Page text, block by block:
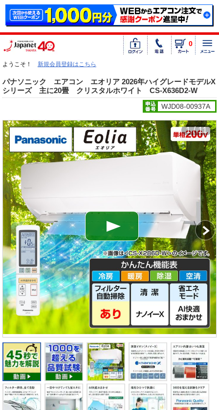
0
ようこそ！ 新規会員登録はこちら
パナソニック エアコン エオリア 2026年ハイグレードモデルX
シリーズ 主に20畳 クリスタルホワイト CS-X636D2-W
WJD08-00937A
1 / 11